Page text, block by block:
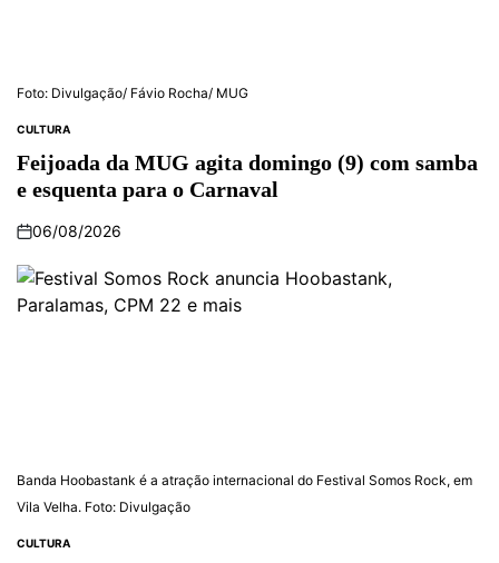
Foto: Divulgação/ Fávio Rocha/ MUG
CULTURA
Feijoada da MUG agita domingo (9) com samba
e esquenta para o Carnaval
06/08/2026
Banda Hoobastank é a atração internacional do Festival Somos Rock, em
Vila Velha. Foto: Divulgação
CULTURA